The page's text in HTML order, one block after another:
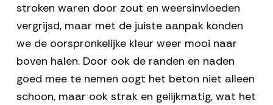
stroken waren door zout en weersinvloeden
vergrijsd, maar met de juiste aanpak konden
we de oorspronkelijke kleur weer mooi naar
boven halen. Door ook de randen en naden
goed mee te nemen oogt het beton niet alleen
schoon, maar ook strak en gelijkmatig, wat het